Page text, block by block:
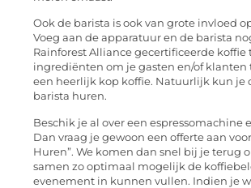
Ook de barista is ook van grote invloed
Voeg aan de apparatuur en de barista
Rainforest Alliance gecertificeerde koffie
ingrediënten om je gasten en/of klanten
een heerlijk kop koffie. Natuurlijk kun je
barista huren.
Beschik je al over een espressomachine
Dan vraag je gewoon een offerte aan
Huren”. We komen dan snel bij je terug
samen zo optimaal mogelijk de
evenement in kunnen vullen. Indien je